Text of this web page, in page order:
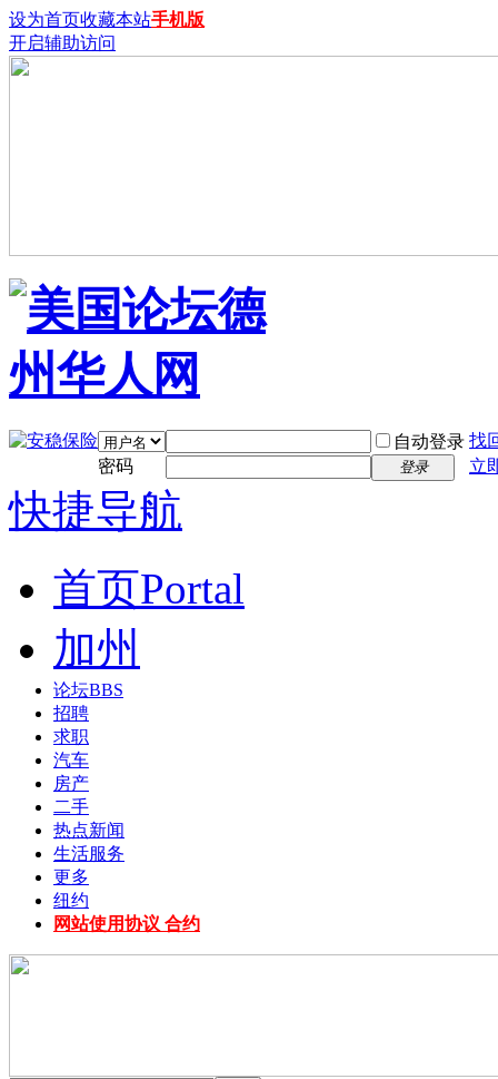
设为首页收藏本站手机版
开启辅助访问
自动登录 找
密码
登录 立
快捷导航
首页Portal
加州
论坛BBS
招聘
求职
汽车
房产
二手
热点新闻
生活服务
更多
纽约
网站使用协议 合约